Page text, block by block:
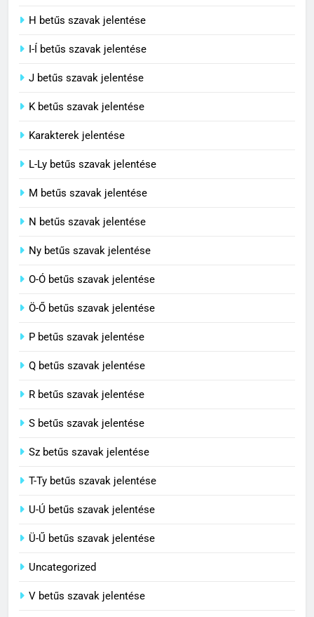
5
Célkitűzés jelentése
C BETŰS SZAVAK JELENTÉSE
C BETŰS SZAVAK JELENTÉSE
8
Centenárium jelentése
H betűs szavak jelentése
I-Í betűs szavak jelentése
J betűs szavak jelentése
K betűs szavak jelentése
Karakterek jelentése
L-Ly betűs szavak jelentése
M betűs szavak jelentése
N betűs szavak jelentése
Ny betűs szavak jelentése
O-Ó betűs szavak jelentése
Ö-Ő betűs szavak jelentése
P betűs szavak jelentése
Q betűs szavak jelentése
R betűs szavak jelentése
S betűs szavak jelentése
Sz betűs szavak jelentése
T-Ty betűs szavak jelentése
U-Ú betűs szavak jelentése
Ü-Ű betűs szavak jelentése
Uncategorized
V betűs szavak jelentése